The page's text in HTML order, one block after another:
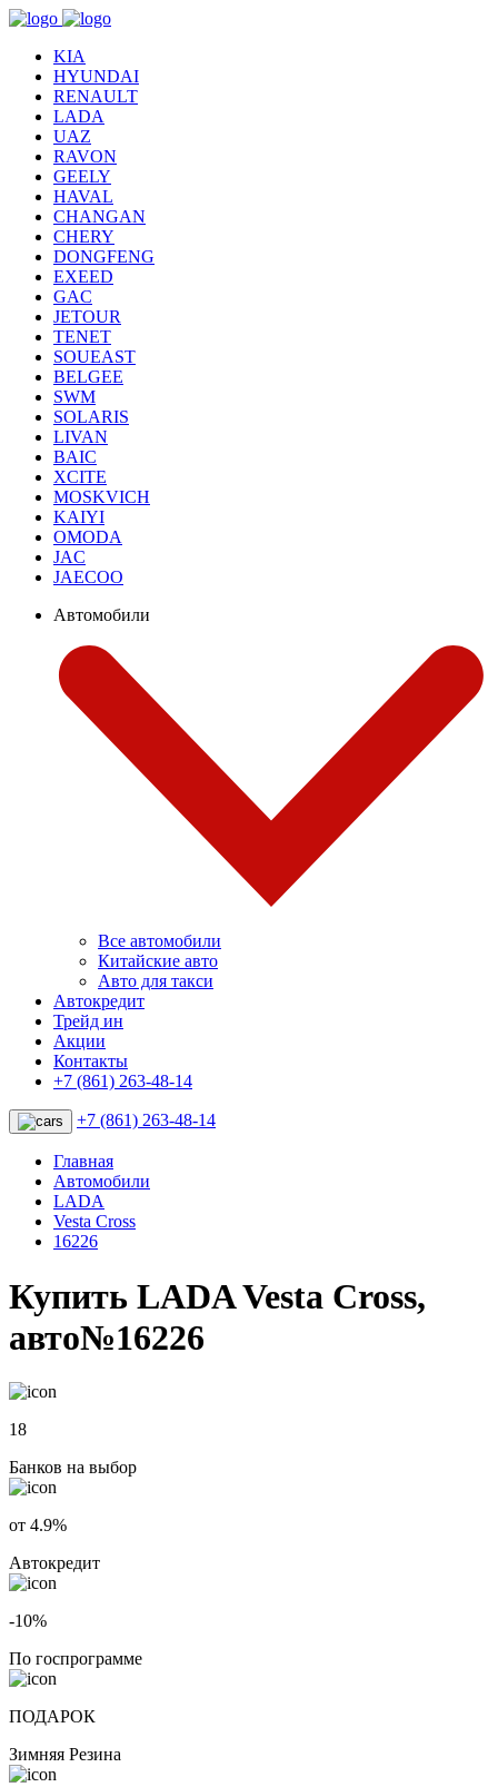
KIA
HYUNDAI
RENAULT
LADA
UAZ
RAVON
GEELY
HAVAL
CHANGAN
CHERY
DONGFENG
EXEED
GAC
JETOUR
TENET
SOUEAST
BELGEE
SWM
SOLARIS
LIVAN
BAIC
XCITE
MOSKVICH
KAIYI
OMODA
JAC
JAECOO
Автомобили
Все автомобили
Китайские авто
Авто для такси
Автокредит
Трейд ин
Акции
Контакты
+7 (861) 263-48-14
+7 (861) 263-48-14
Главная
Автомобили
LADA
Vesta Cross
16226
Купить LADA Vesta Cross,
авто№16226
18
Банков на выбор
от 4.9%
Автокредит
-10%
По госпрограмме
ПОДАРОК
Зимняя Резина